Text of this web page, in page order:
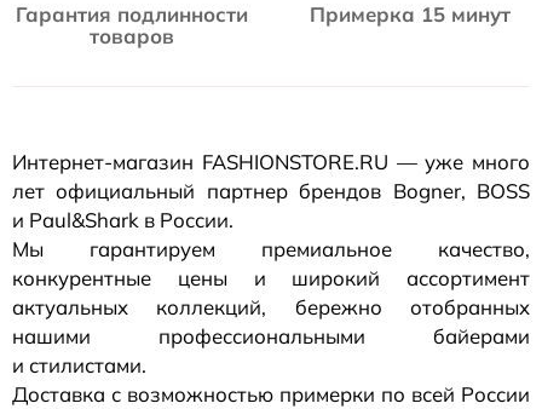
Гарантия подлинности
товаров
Примерка 15 минут
Интернет-магазин FASHIONSTORE.RU — уже много
лет официальный партнер брендов Bogner, BOSS
и Paul&Shark в России.
Мы гарантируем премиальное качество,
конкурентные цены и широкий ассортимент
актуальных коллекций, бережно отобранных
нашими профессиональными байерами
и стилистами.
Доставка с возможностью примерки по всей России